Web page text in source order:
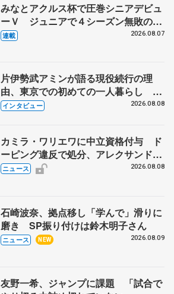
みなとアクルス杯で圧巻シニアデビュ
ーＶ ジュニアで４シーズン無敗の島
田麻央
連載 2026.08.07
片伊勢武アミンが語る現役続行の理
由、東京での初めての一人暮らし 注
目スケーターの「今」に迫る
インタビュー 2026.08.08
カミラ・ワリエワに中立資格付与 ド
ーピング違反で処分、アレクサンド
ラ・イグナトワも
ニュース 2026.08.08
石崎波奈、拠点移し「学んで」滑りに
磨き SP振り付けは鈴木明子さん
ニュース NEW 2026.08.09
友野一希、ジャンプに課題 「試合で